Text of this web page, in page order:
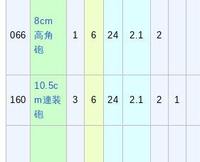
066
8cm
高角
砲
1 6 24 2.1 2
160
10.5c
m連装
砲
3 6 24 2.1 2 1